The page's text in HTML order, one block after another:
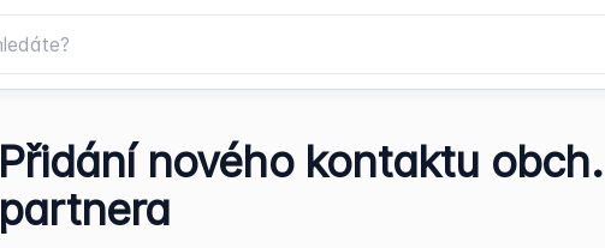
Přidání nového kontaktu obch.
partnera